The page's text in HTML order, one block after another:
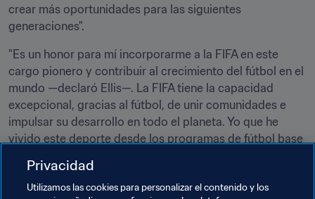
crear más oportunidades para las siguientes
generaciones".
"Es un honor para mí incorporarme a la FIFA en este
cargo pionero y contribuir al crecimiento del fútbol en el
mundo —declaró Ellis—. La FIFA tiene la capacidad
excepcional, gracias al fútbol, de unir comunidades e
impulsar su desarrollo en todo el planeta. Yo que he
vivido este deporte desde los programas de fútbol base
sido testigo directa de su poder transformador".
Privacidad
Utilizamos las cookies para personalizar el contenido y los